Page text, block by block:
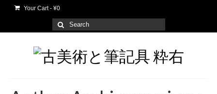
Your Cart- ¥0
Search
for: